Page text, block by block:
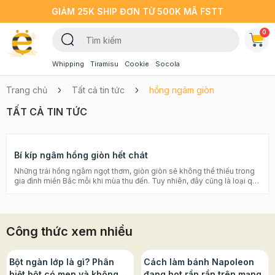
GIẢM 25K SHIP ĐƠN TỪ 500K MÃ FSTT
Whipping Tiramisu Cookie Socola
0
Trang chủ Tất cả tin tức hồng ngâm giòn
TẤT CẢ TIN TỨC
Bí kíp ngâm hồng giòn hết chát
Những trái hồng ngâm ngọt thơm, giòn giòn sẽ không thể thiếu trong
gia đình miền Bắc mỗi khi mùa thu đến. Tuy nhiên, đây cũng là loại quả
quả hồng: hãy chọn những quả hồng có vỏ ngoài hoàn toàn lành lặn,
và không có dấu vết thâm nhập. Phần vỏ quả sáng, bóng, trơn là
những quả hồng ngon và mát. Màu sắc: những quả hồng có màu đỏ,
cam càng đậm thì càng ngon, ngọt và chứa nhiều chất dinh dưỡng.
Dùng tay ấn vào quả hồng, nếu thấy hồng cứng và chắc, không bị lõm
Công thức xem nhiều
Bột ngàn lớp là gì? Phân
Cách làm bánh Napoleon